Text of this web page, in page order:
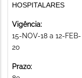
HOSPITALARES
Vigência:
15-NOV-18 a 12-FEB-
20
Prazo: